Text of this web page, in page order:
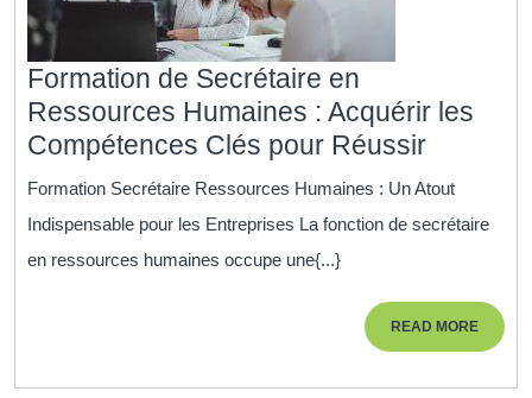
Formation de Secrétaire en
Ressources Humaines : Acquérir les
Compétences Clés pour Réussir
de
Formation Secrétaire Ressources Humaines : Un Atout
Indispensable pour les Entreprises La fonction de secrétaire
en ressources humaines occupe une{...}
READ MOREREAD
MORE